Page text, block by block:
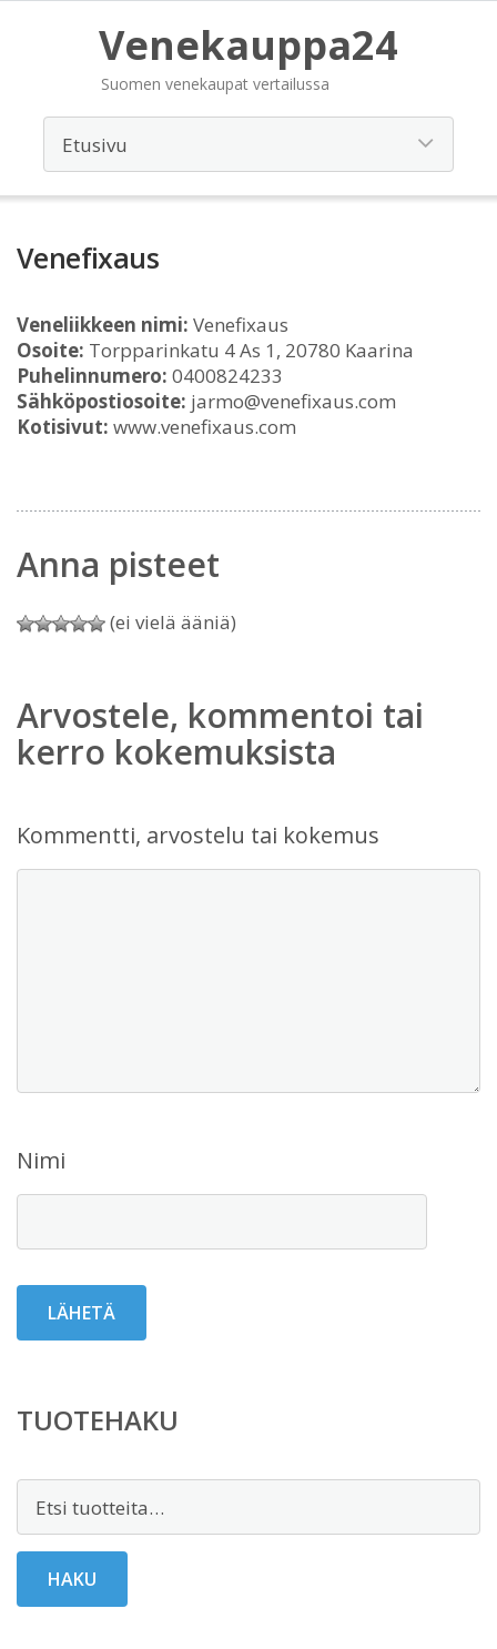
Venekauppa24
Suomen venekaupat vertailussa
Venefixaus
Veneliikkeen nimi: Venefixaus
Osoite: Torpparinkatu 4 As 1, 20780 Kaarina
Puhelinnumero: 0400824233
Sähköpostiosoite: jarmo@venefixaus.com
Kotisivut: www.venefixaus.com
Anna pisteet
(ei vielä ääniä)
Arvostele, kommentoi tai
kerro kokemuksista
Kommentti, arvostelu tai kokemus
Nimi
TUOTEHAKU
HAKU